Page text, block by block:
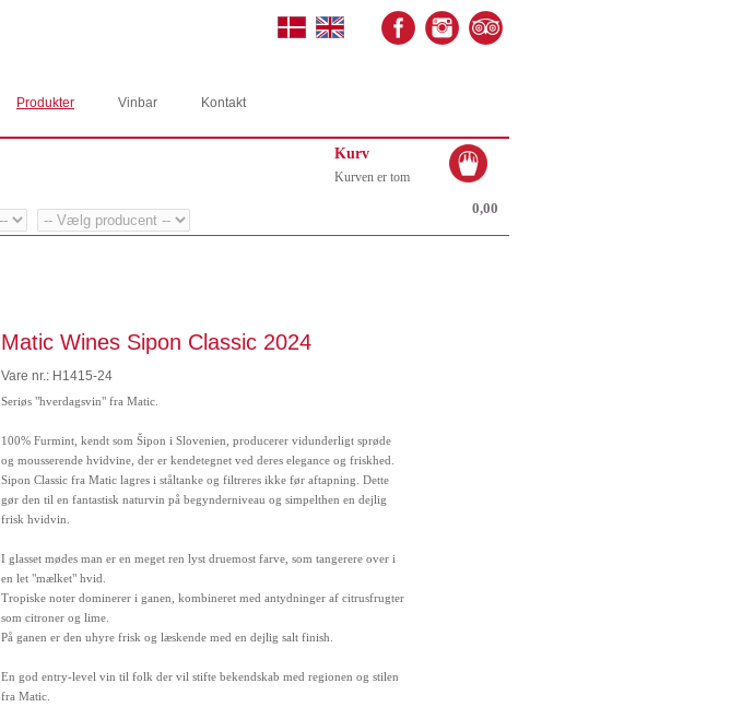
Produkter Vinbar Kontakt
Kurv
Kurven er tom
0,00
Matic Wines Sipon Classic 2024
Vare nr.: H1415-24
Seriøs "hverdagsvin" fra Matic.
100% Furmint, kendt som Šipon i Slovenien, producerer vidunderligt sprøde
og mousserende hvidvine, der er kendetegnet ved deres elegance og friskhed.
Sipon Classic fra Matic lagres i ståltanke og filtreres ikke før aftapning. Dette
gør den til en fantastisk naturvin på begynderniveau og simpelthen en dejlig
frisk hvidvin.
I glasset mødes man er en meget ren lyst druemost farve, som tangerere over i
en let "mælket" hvid.
Tropiske noter dominerer i ganen, kombineret med antydninger af citrusfrugter
som citroner og lime.
På ganen er den uhyre frisk og læskende med en dejlig salt finish.
En god entry-level vin til folk der vil stifte bekendskab med regionen og stilen
fra Matic.